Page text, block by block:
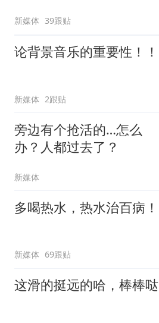
新媒体 39跟贴
论背景音乐的重要性！！
新媒体 2跟贴
旁边有个抢活的…怎么
办？人都过去了？
新媒体
多喝热水，热水治百病！
新媒体 69跟贴
这滑的挺远的哈，棒棒哒